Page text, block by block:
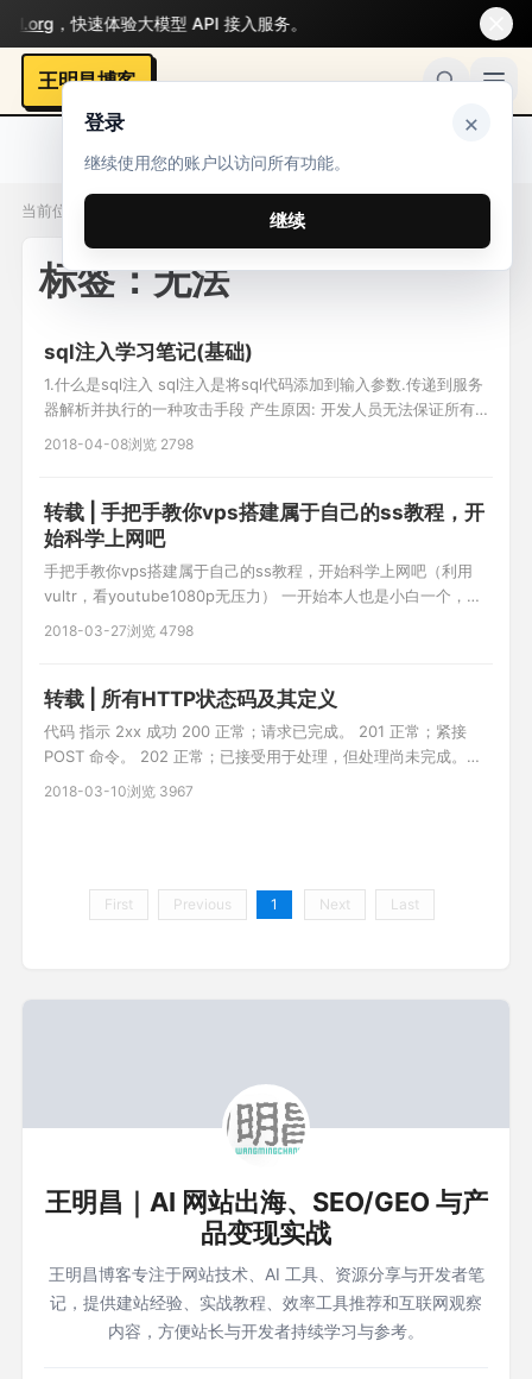
登录 ×
继续使用您的账户以访问所有功能。
继续
，快速体验大模型 API 接入服务。
王明昌博客
当前位置：标签 / 无法
标签：无法
sql注入学习笔记(基础)
1.什么是sql注入 sql注入是将sql代码添加到输入参数.传递到服务
器解析并执行的一种攻击手段 产生原因: 开发人员无法保证所有
代码都进行过滤 攻击者发送给服务器的经过构造的可执行的sql语
a.php?id
2018-04-08浏览 2798
转载 | 手把手教你vps搭建属于自己的ss教程，开
始科学上网吧
手把手教你vps搭建属于自己的ss教程，开始科学上网吧（利用
vultr，看youtube1080p无压力） ​​一开始本人也是小白一个，但
是之前用过各种fq方法，都不是很理想，前些天终于开始搭建自
ssh putty无法连接 现象，可
2018-03-27浏览 4798
转载 | 所有HTTP状态码及其定义
代码 指示 2xx 成功 200 正常；请求已完成。 201 正常；紧接
POST 命令。 202 正常；已接受用于处理，但处理尚未完成。
203 正常；部分信息 — 返回的信息只是一部分。 204 正常；无
2018-03-10浏览 3967
First Previous 1 Next Last
王明昌｜AI 网站出海、SEO/GEO 与产
品变现实战
王明昌博客专注于网站技术、AI 工具、资源分享与开发者笔
记，提供建站经验、实战教程、效率工具推荐和互联网观察
内容，方便站长与开发者持续学习与参考。